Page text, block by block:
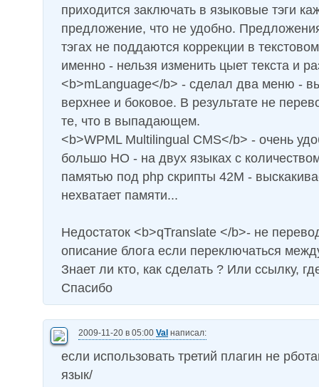
приходится заключать в языковые тэги
предложение, что не удобно.
тэгах не поддаются коррекции в
именно - нельзя изменить цыет текста и
<b>mLanguage</b> - сделал два меню -
верхнее и боковое. В результате не
те, что в выпадающем.
<b>WPML Multilingual CMS</b> - очень
большо НО - на двух языках с
памятью под php скрипты 42М -
нехватает памяти...
Недостаток <b>qTranslate </b>- не
описание блога если переключаться
Знает ли кто, как сделать ? Или ссылку,
Спасибо
2009-11-20 в 05:00 Val написал:
если использовать третий плагин не
язык/